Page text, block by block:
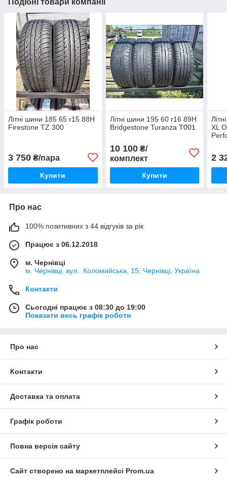
Подібні товари компанії
Літні шини 185 65 r15 88H
Firestone TZ 300
3 750 ₴/пара
Купити
Літні шини 195 60 r16 89H
Bridgestone Turanza T001
10 100₴/
комплект
Купити
XL
2
Про нас
100% позитивних з 44 відгуків за рік
Працює з 06.12.2018
м. Чернівці
м. Чернівці, вул.. Коломийська, 15, Чернівці, Україна
Контакти
Сьогодні працює з 08:30 до 19:00
Показати весь графік роботи
Про нас
Контакти
Доставка та оплата
Графік роботи
Повна версія сайту
Сайт створено на маркетплейсі Prom.ua